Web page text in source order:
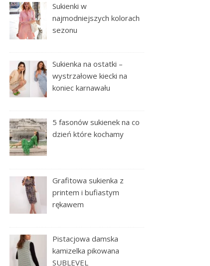
Sukienki w
najmodniejszych kolorach
sezonu
Sukienka na ostatki –
wystrzałowe kiecki na
koniec karnawału
5 fasonów sukienek na co
dzień które kochamy
Grafitowa sukienka z
printem i bufiastym
rękawem
Pistacjowa damska
kamizelka pikowana
SUBLEVEL